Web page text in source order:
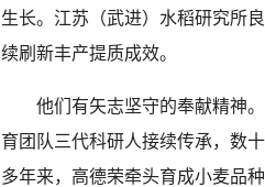
生长。江苏（武进）水稻研究所
续刷新丰产提质成效。
他们有矢志坚守的奉献精神
育团队三代科研人接续传承，数
多年来，高德荣牵头育成小麦品